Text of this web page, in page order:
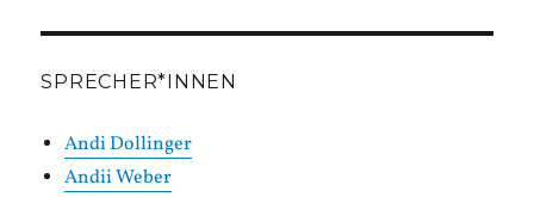
SPRECHER*INNEN
Andi Dollinger
Andii Weber